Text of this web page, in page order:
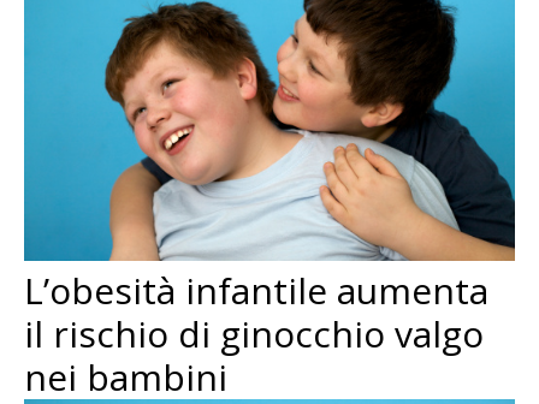
L’obesità infantile aumenta
il rischio di ginocchio valgo
nei bambini